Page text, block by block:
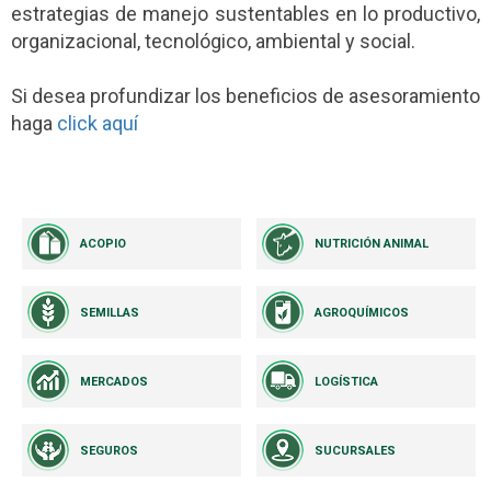
estrategias de manejo sustentables en lo productivo,
organizacional, tecnológico, ambiental y social.
Si desea profundizar los beneficios de asesoramiento
haga click aquí
ACOPIO NUTRICIÓN ANIMAL
SEMILLAS AGROQUÍMICOS
MERCADOS LOGÍSTICA
SEGUROS SUCURSALES